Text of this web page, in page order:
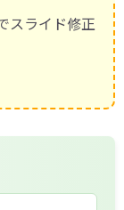
スライド修正